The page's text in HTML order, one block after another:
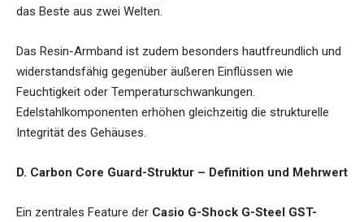
das Beste aus zwei Welten.
Das Resin-Armband ist zudem besonders hautfreundlich und
widerstandsfähig gegenüber äußeren Einflüssen wie
Feuchtigkeit oder Temperaturschwankungen.
Edelstahlkomponenten erhöhen gleichzeitig die strukturelle
Integrität des Gehäuses.
D. Carbon Core Guard-Struktur – Definition und Mehrwert
Ein zentrales Feature der Casio G-Shock G-Steel GST-